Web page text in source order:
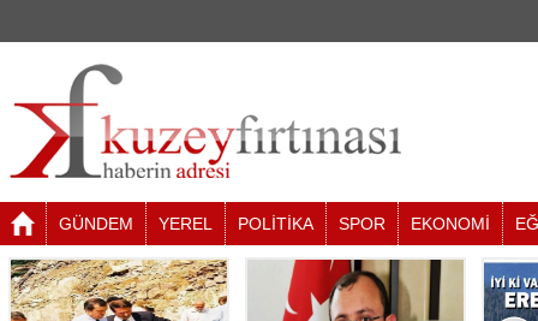
GÜNDEM YEREL POLİTİKA SPOR EKONOMİ